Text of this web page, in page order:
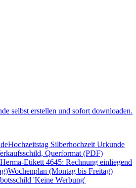
selbst erstellen und sofort downloaden.
Hochzeitstag Silberhochzeit Urkunde
Querformat (PDF)
Herma-Etikett 4645: Rechnung einliegend
Wochenplan (Montag bis Freitag)
'Keine Werbung'